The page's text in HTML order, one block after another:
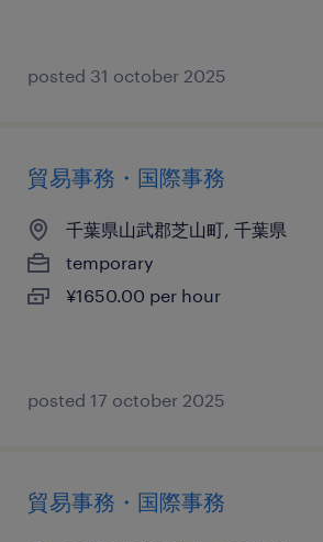
posted 31 october 2025
貿易事務・国際事務
千葉県山武郡芝山町, 千葉県
temporary
¥1650.00 per hour
posted 17 october 2025
貿易事務・国際事務